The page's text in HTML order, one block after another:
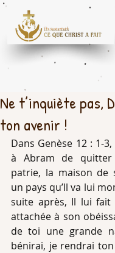
Ne t’inquiète pas,
ton avenir !
Dans Genèse 12 : 1-
à Abram de
patrie, la maison de
un pays qu’Il va lui
suite après, Il lui fait
attachée à son
de toi une grande
bénirai, je rendrai